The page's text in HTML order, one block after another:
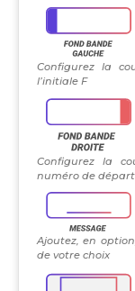
Configurez la
l’initiale F
Configurez la
numéro de
Ajoutez, en
de votre choix